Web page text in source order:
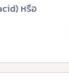
หรือ